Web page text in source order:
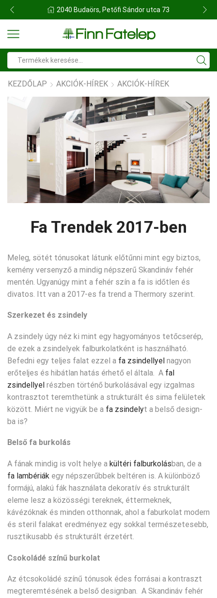
FINN FATELEP BUDAÖRS
input
KEZDŐLAP AKCIÓK-HÍREK AKCIÓK-HÍREK
Fa Trendek 2017-ben
Meleg, sötét tónusokat látunk előtűnni mint egy biztos,
kemény versenyző a mindig népszerű Skandináv fehér
mentén. Ugyanúgy mint a fehér szín a fa is időtlen és
divatos. Itt van a 2017-es fa trend a Thermory szerint.
Szerkezet és zsindely
A zsindely úgy néz ki mint egy hagyományos tetőcserép,
de ezek a zsindelyek falburkolatként is használható.
Befedni egy teljes falat ezzel a fa zsindellyel nagyon
erőteljes és hibátlan hatás érhető el általa. A fal
zsindellyel részben történő burkolásával egy izgalmas
kontrasztot teremthetünk a strukturált és sima felületek
között. Miért ne vigyük be a fa zsindelyt a belső design-
ba is?
Belső fa burkolás
A fának mindig is volt helye a kültéri falburkolásban, de a
fa lambériák egy népszerűbbek beltéren is. A különböző
formájú, alakú fák használata dekoratív és strukturált
eleme lesz a közösségi tereknek, éttermeknek,
kávézóknak és minden otthonnak, ahol a faburkolat modern
és steril falakat eredményez egy sokkal természetesebb,
rusztikusabb és strukturált érzetért.
Csokoládé színű burkolat
Az étcsokoládé színű tónusok édes forrásai a kontraszt
megteremtésének a belső designban. A Skandináv fehér